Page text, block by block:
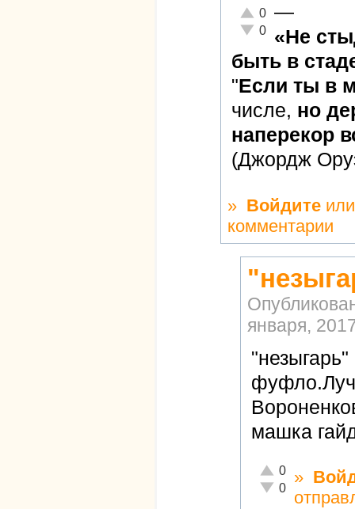
Отлично!
0
Неадекватно!
0
—
«Не
быть в
"Если ты в
числе, но
наперекор
(Джордж
» Войдите
комментарии
января,
машка
Отлично!
0
Неадекватно!
0
»